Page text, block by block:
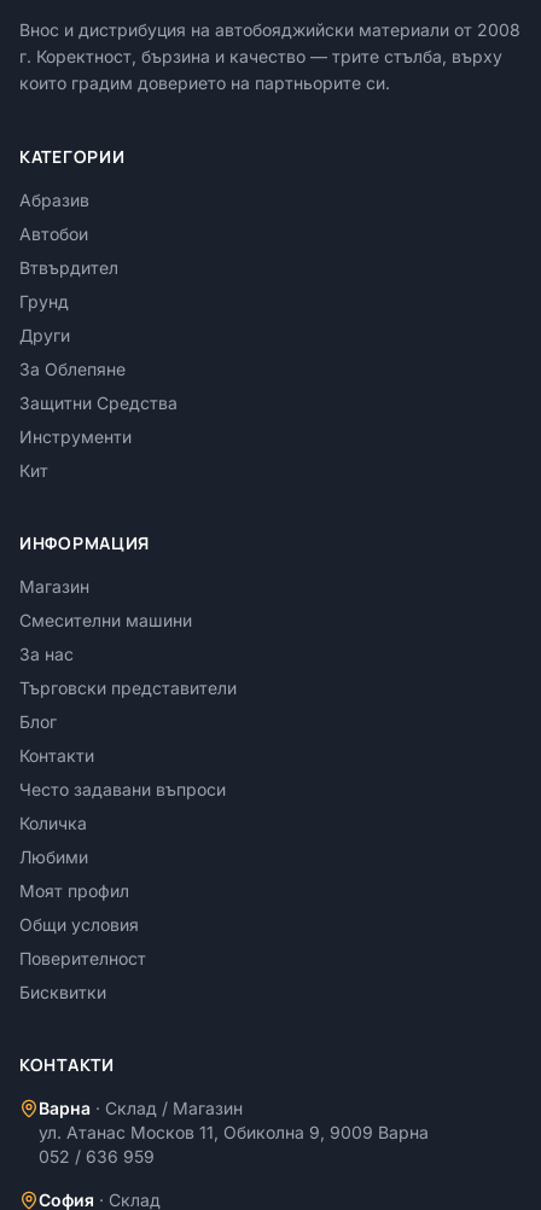
Внос и дистрибуция на автобояджийски материали от 2008
г. Коректност, бързина и качество — трите стълба, върху
които градим доверието на партньорите си.
КАТЕГОРИИ
Абразив
Автобои
Втвърдител
Грунд
Други
За Облепяне
Защитни Средства
Инструменти
Кит
ИНФОРМАЦИЯ
Магазин
Смесителни машини
За нас
Търговски представители
Блог
Контакти
Често задавани въпроси
Количка
Любими
Моят профил
Общи условия
Поверителност
Бисквитки
КОНТАКТИ
Варна · Склад / Магазин
ул. Атанас Москов 11, Обиколна 9, 9009 Варна
052 / 636 959
София · Склад